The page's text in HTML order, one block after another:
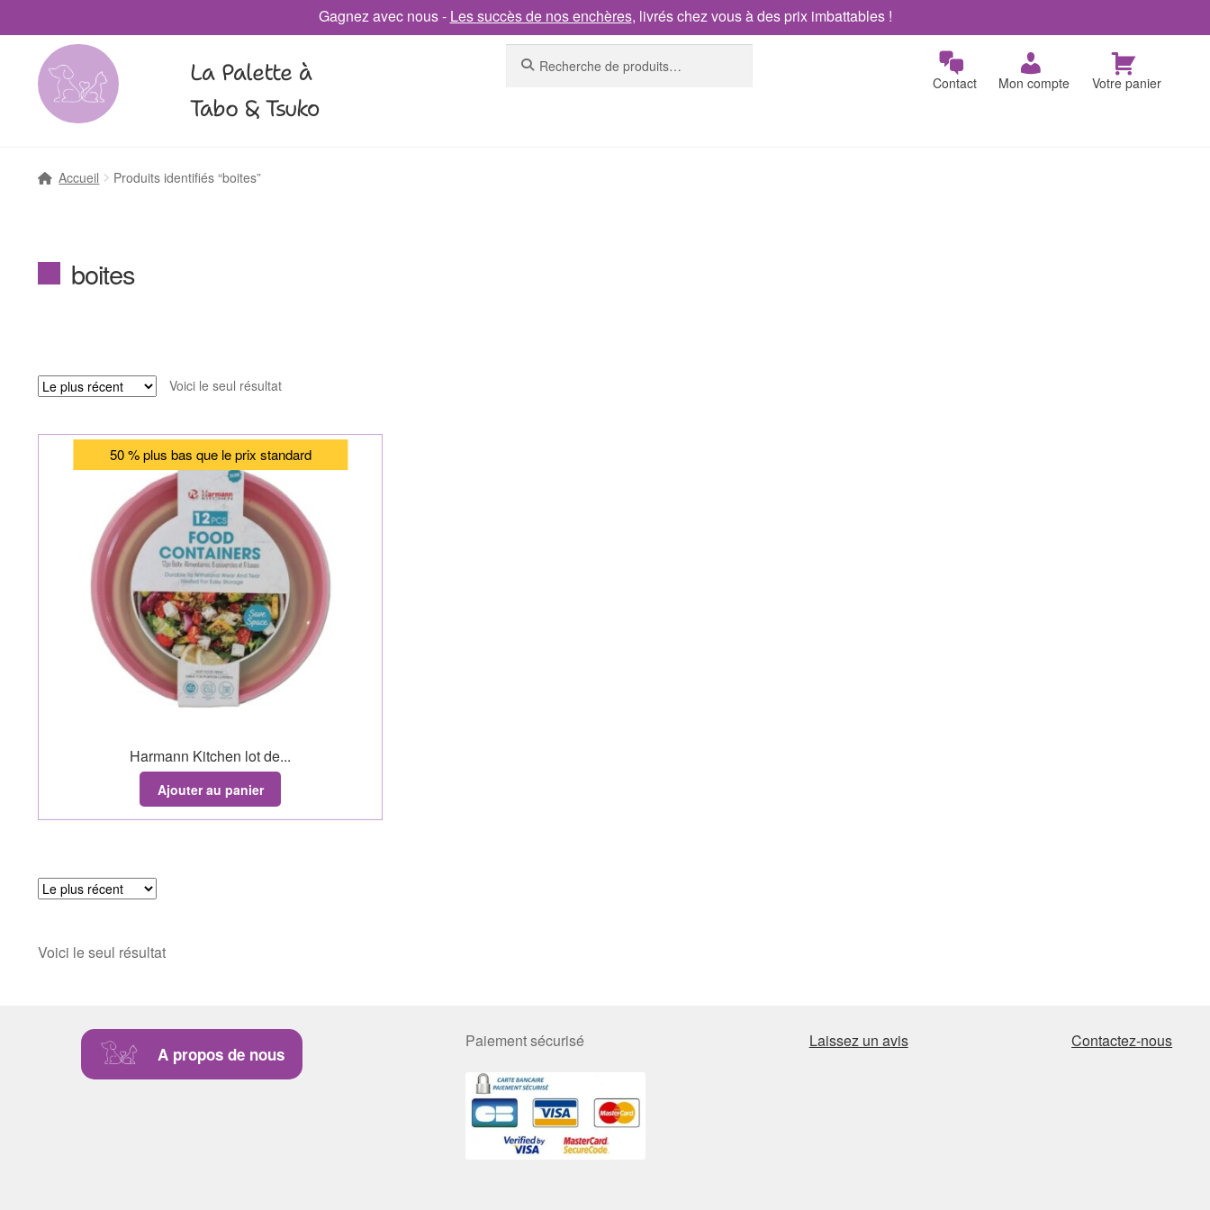
Gagnez avec nous - Les succès de nos enchères, livrés chez vous à des prix imbattables !
La Palette à
Tabo & Tsuko
Contact
Mon compte Votre panier
Accueil Produits identifiés “boites”
boites
Voici le seul résultat
50 % plus bas que le prix standard
Harmann Kitchen lot de...
Ajouter au panier
Voici le seul résultat
A propos de nous
Paiement sécurisé Laissez un avis Contactez-nous